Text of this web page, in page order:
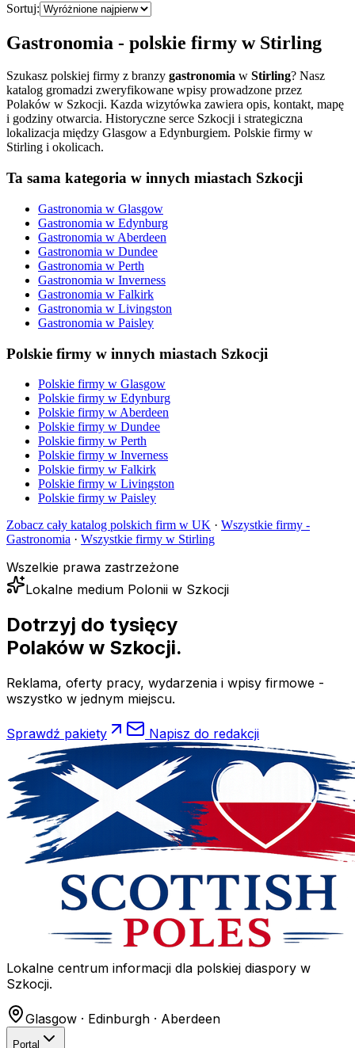
Sortuj:
Gastronomia - polskie firmy w Stirling
Szukasz polskiej firmy z branzy gastronomia w Stirling? Nasz
katalog gromadzi zweryfikowane wpisy prowadzone przez
Polaków w Szkocji. Kazda wizytówka zawiera opis, kontakt, mapę
i godziny otwarcia. Historyczne serce Szkocji i strategiczna
lokalizacja między Glasgow a Edynburgiem. Polskie firmy w
Stirling i okolicach.
Ta sama kategoria w innych miastach Szkocji
Gastronomia w Glasgow
Gastronomia w Edynburg
Gastronomia w Aberdeen
Gastronomia w Dundee
Gastronomia w Perth
Gastronomia w Inverness
Gastronomia w Falkirk
Gastronomia w Livingston
Gastronomia w Paisley
Polskie firmy w innych miastach Szkocji
Polskie firmy w Glasgow
Polskie firmy w Edynburg
Polskie firmy w Aberdeen
Polskie firmy w Dundee
Polskie firmy w Perth
Polskie firmy w Inverness
Polskie firmy w Falkirk
Polskie firmy w Livingston
Polskie firmy w Paisley
Zobacz cały katalog polskich firm w UK · Wszystkie firmy -
Gastronomia · Wszystkie firmy w Stirling
Wszelkie prawa zastrzeżone
Lokalne medium Polonii w Szkocji
Dotrzyj do tysięcy
Polaków w Szkocji.
Reklama, oferty pracy, wydarzenia i wpisy firmowe -
wszystko w jednym miejscu.
Sprawdź pakiety Napisz do redakcji
Lokalne centrum informacji dla polskiej diaspory w
Szkocji.
Glasgow · Edinburgh · Aberdeen
Portal